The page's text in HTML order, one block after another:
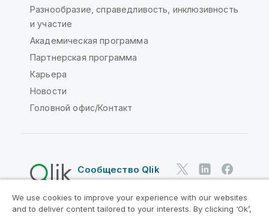
Разнообразие, справедливость, инклюзивность
и участие
Академическая программа
Партнерская программа
Карьера
Новости
Головной офис/Контакт
Сообщество Qlik
Юридические соглашения
We use cookies to improve your experience with our websites
and to deliver content tailored to your interests. By clicking ‘Ok’,